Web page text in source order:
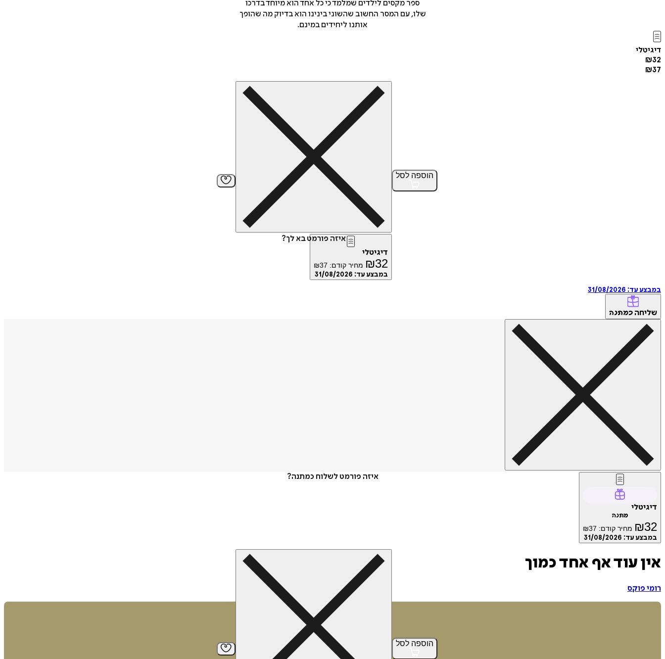
ספר מקסים לילדים שמלמד כי כל אחד הוא מיוחד בדרכו
שלו, עם המסר החשוב שהשוני בינינו הוא בדיוק מה שהופך
אותנו ליחידים במינם.
דיגיטלי
₪32
₪37
הוספה לסל
איזה פורמט בא לך?
דיגיטלי
₪32 מחיר קודם: ₪37
במבצע עד: 31/08/2026
במבצע עד: 31/08/2026
שליחה כמתנה
איזה פורמט לשלוח כמתנה?
דיגיטלי
מתנה
₪32 מחיר קודם: ₪37
במבצע עד: 31/08/2026
הוספה לסל
אין עוד אף אחד כמוך
רומי פוקס